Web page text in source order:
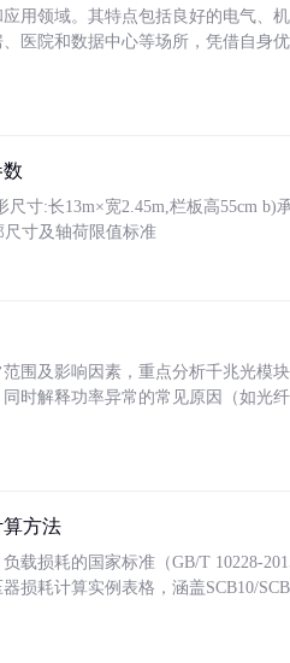
用领域。其特点包括良好的电气、
医院和数据中心等场所，凭借自身
寸:长13m×宽2.45m,栏板高55cm b)
寸及轴荷限值标准
围及影响因素，重点分析千兆光模
时解释功率异常的常见原因（如光
方法
载损耗的国家标准（GB/T 10228-
损耗计算实例表格，涵盖SCB10/